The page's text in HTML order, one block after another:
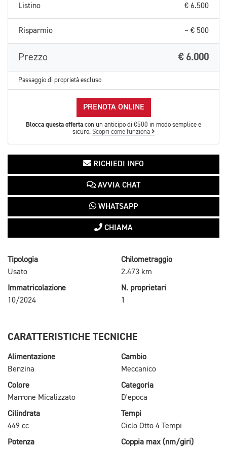
Listino € 6.500
Risparmio – € 500
Prezzo € 6.000
Passaggio di proprietà escluso
PRENOTA ONLINE
Blocca questa offerta con un anticipo di €500 in modo semplice e
sicuro. Scopri come funziona
RICHIEDI INFO
AVVIA CHAT
WHATSAPP
CHIAMA
Tipologia
Usato
Chilometraggio
2.473 km
Immatricolazione
10/2024
N. proprietari
1
CARATTERISTICHE TECNICHE
Alimentazione
Benzina
Cambio
Meccanico
Colore
Marrone Micalizzato
Categoria
D'epoca
Cilindrata
449 cc
Tempi
Ciclo Otto 4 Tempi
Potenza
Coppia max (nm/giri)